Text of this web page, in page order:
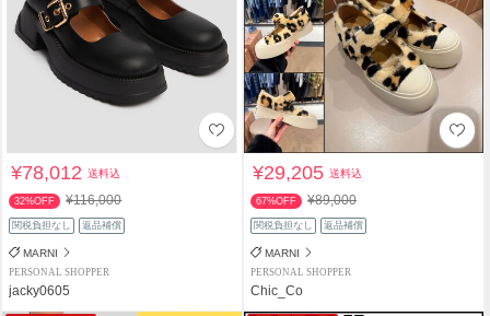
¥78,012送料込
32%OFF ¥116,000
関税負担なし 返品補償
MARNI
PERSONAL SHOPPER
jacky0605
¥29,205送料込
67%OFF ¥89,000
関税負担なし 返品補償
MARNI
PERSONAL SHOPPER
Chic_Co